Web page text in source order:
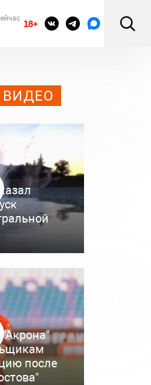
18+
после